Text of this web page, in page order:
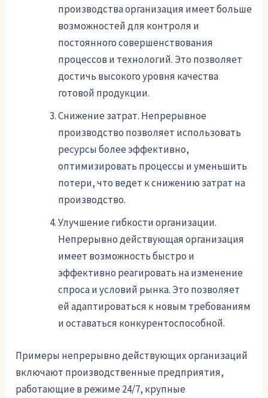
производства организация имеет больше
возможностей для контроля и
постоянного совершенствования
процессов и технологий. Это позволяет
достичь высокого уровня качества
готовой продукции.
Снижение затрат. Непрерывное
производство позволяет использовать
ресурсы более эффективно,
оптимизировать процессы и уменьшить
потери, что ведет к снижению затрат на
производство.
Улучшение гибкости организации.
Непрерывно действующая организация
имеет возможность быстро и
эффективно реагировать на изменение
спроса и условий рынка. Это позволяет
ей адаптироваться к новым требованиям
и оставаться конкурентоспособной.
Примеры непрерывно действующих организаций
включают производственные предприятия,
работающие в режиме 24/7, крупные